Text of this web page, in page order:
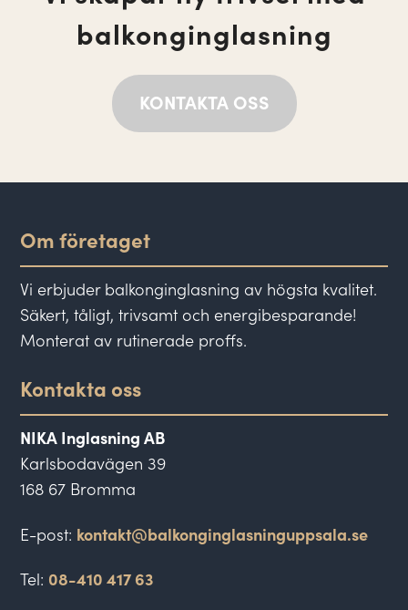
balkonginglasning
KONTAKTA OSS
Om företaget
Vi erbjuder balkonginglasning av högsta kvalitet.
Säkert, tåligt, trivsamt och energibesparande!
Monterat av rutinerade proffs.
Kontakta oss
NIKA Inglasning AB
Karlsbodavägen 39
168 67 Bromma
E-post: kontakt@balkonginglasninguppsala.se
Tel: 08-410 417 63